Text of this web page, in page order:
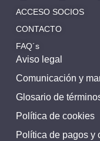
Aviso legal
Comunicación y
Glosario de
Política de cookies
Política de pagos y
ACCESO SOCIOS
CONTACTO
FAQ´s